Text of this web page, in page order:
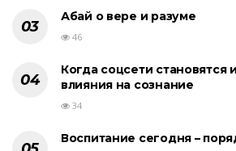
Абай о вере и разуме
46
Когда соцсети становятся
влияния на сознание
34
Воспитание сегодня –